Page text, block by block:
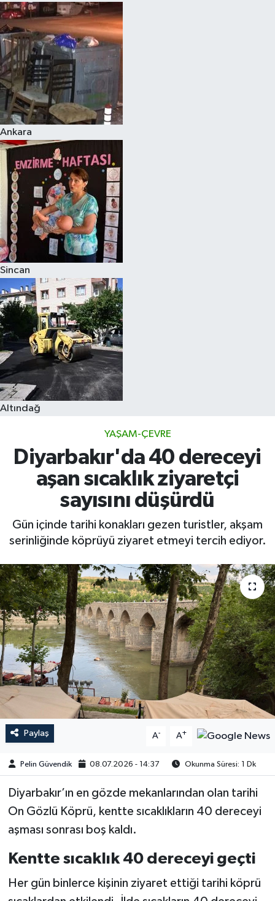
Ankara
Sincan
Altındağ
YAŞAM-ÇEVRE
Diyarbakır'da 40 dereceyi
aşan sıcaklık ziyaretçi
sayısını düşürdü
Gün içinde tarihi konakları gezen turistler, akşam
serinliğinde köprüyü ziyaret etmeyi tercih ediyor.
Paylaş A- A+
Pelin Güvendik 08.07.2026 - 14:37 Okunma Süresi: 1 Dk
Diyarbakır’ın en gözde mekanlarından olan tarihi
On Gözlü Köprü, kentte sıcaklıkların 40 dereceyi
aşması sonrası boş kaldı.
Kentte sıcaklık 40 dereceyi geçti
Her gün binlerce kişinin ziyaret ettiği tarihi köprü